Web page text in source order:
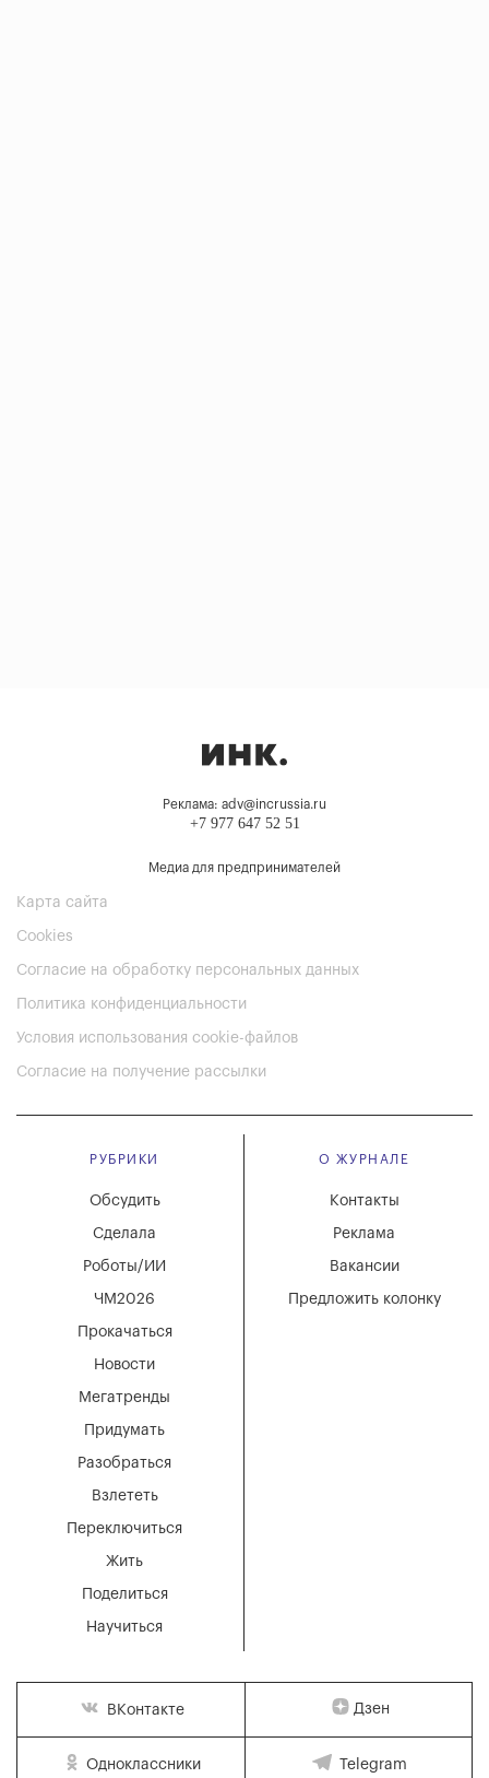
Реклама: adv@incrussia.ru
+7 977 647 52 51
Медиа для предпринимателей
Карта сайта
Cookies
Согласие на обработку персональных данных
Политика конфиденциальности
Условия использования cookie-файлов
Согласие на получение рассылки
РУБРИКИ
Мегатренды
Придумать
Разобраться
Взлететь
Новости
Переключиться
Жить
Поделиться
Научиться
Обсудить
Сделала
Роботы/ИИ
ЧМ2026
Прокачаться
О ЖУРНАЛЕ
Вакансии
Реклама
Контакты
Предложить колонку
ВКонтакте Дзен
Одноклассники Telegram